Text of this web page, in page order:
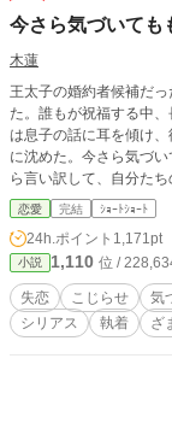
今さら気づいても
木蓮
王太子の婚約者候補だ
た。誰もが祝福する中
は息子の話に耳を傾け
に沈めた。今さら気づ
ら言い訳して、自分た
恋愛 完結 ｼｮｰﾄｼｮｰﾄ
24h.ポイント 1,171pt
小説 1,110 位 /
失恋 こじらせ 気
シリアス
執着 ざ